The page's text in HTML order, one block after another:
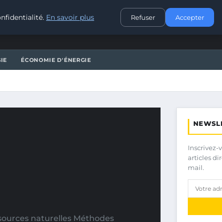
CONTACT
ÉCONOMIE D'ÉNERGIE
naturelles Méthodes
Inscrivez-
articles
mail.
En savoir plus Refuser Accepter